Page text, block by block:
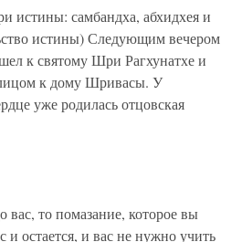
истины: самбандха, абхидхея и
истины) Следующим вечером
к святому Шри Рагхунатхе и
лицом к дому Шривасы. У
уже родилась отцовская
то помазание, которое вы
и остается, и вас не нужно учить